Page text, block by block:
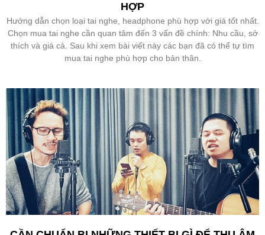
HỢP
Hướng dẫn chọn loại tai nghe, headphone phù hợp với giá tốt nhất.
Chọn mua tai nghe cần quan tâm đến 3 vấn đề chính: Nhu cầu, sở
thích và giá cả. Sau khi xem bài viết này các bạn đã có thể tự tìm
mua tai nghe phù hợp cho bản thân.